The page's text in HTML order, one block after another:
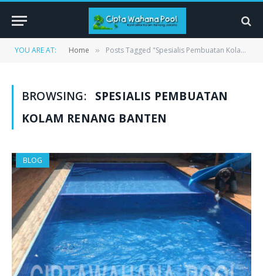
YOU ARE AT: Home » Posts Tagged "Spesialis Pembuatan Kolam Renang Banten"
BROWSING:
SPESIALIS PEMBUATAN
KOLAM RENANG BANTEN
BLOG